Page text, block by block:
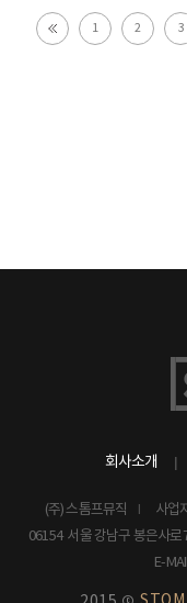
1 2 3
회사소개
(주) 스톰프뮤직 사업
06154 서울 강남구 봉은사
E-